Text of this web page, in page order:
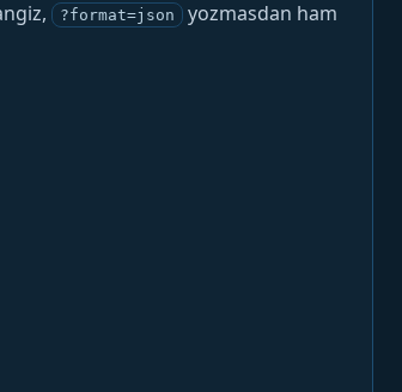
?format=json
yozmasdan ham